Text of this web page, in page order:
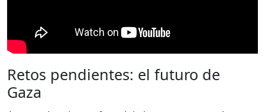
Retos pendientes: el futuro de
Gaza